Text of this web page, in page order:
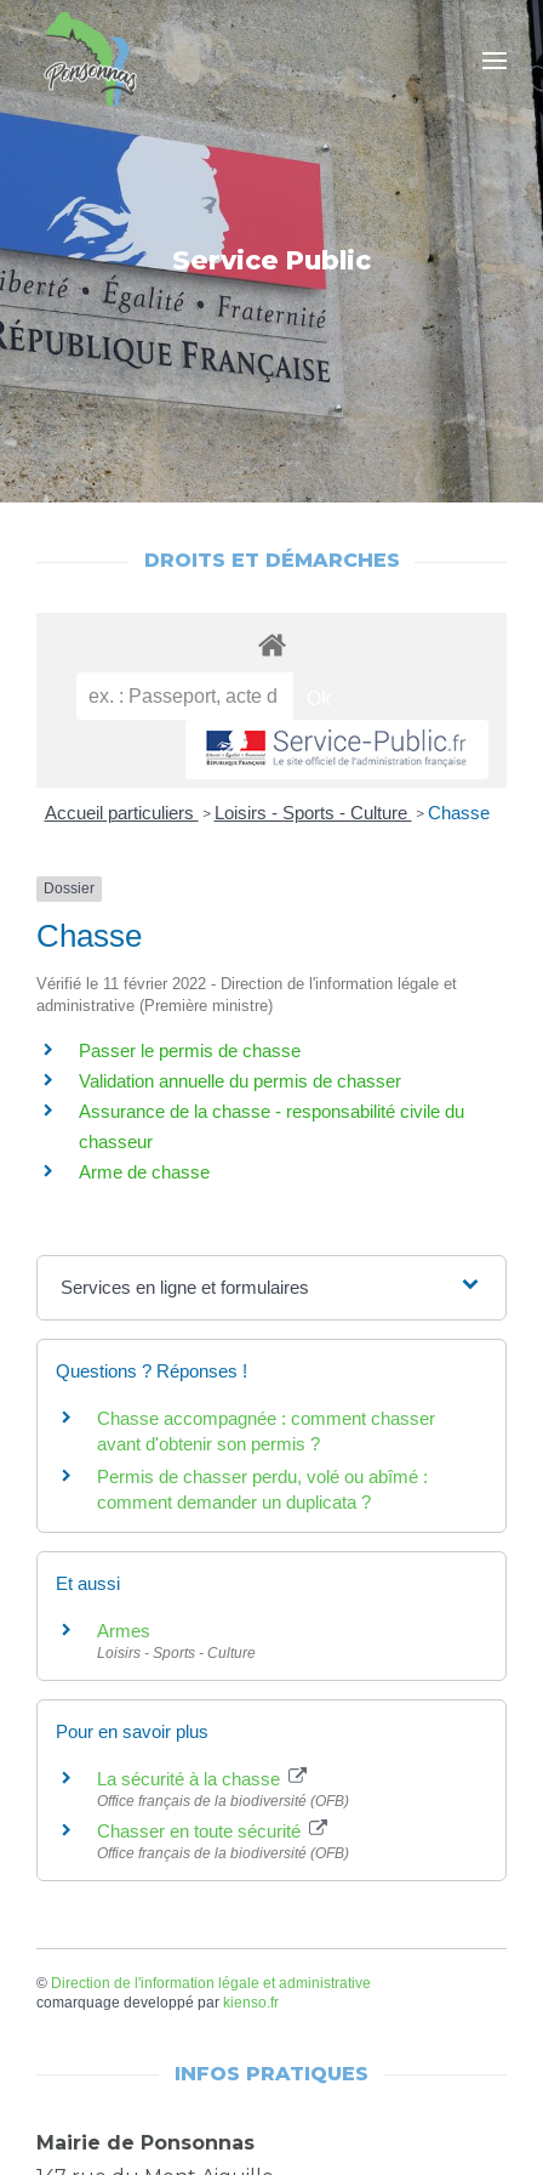
Service Public
DROITS ET DÉMARCHES
Accueil particuliers > Loisirs - Sports - Culture > Chasse
Dossier
Chasse
Vérifié le 11 février 2022 - Direction de l'information légale et
administrative (Première ministre)
Passer le permis de chasse
Validation annuelle du permis de chasser
Assurance de la chasse - responsabilité civile du
chasseur
Arme de chasse
Services en ligne et formulaires
Questions ? Réponses !
Chasse accompagnée : comment chasser
avant d'obtenir son permis ?
Permis de chasser perdu, volé ou abîmé :
comment demander un duplicata ?
Et aussi
Armes
Loisirs - Sports - Culture
Pour en savoir plus
La sécurité à la chasse
Office français de la biodiversité (OFB)
Chasser en toute sécurité
Office français de la biodiversité (OFB)
© Direction de l'information légale et administrative
comarquage developpé par kienso.fr
INFOS PRATIQUES
Mairie de Ponsonnas